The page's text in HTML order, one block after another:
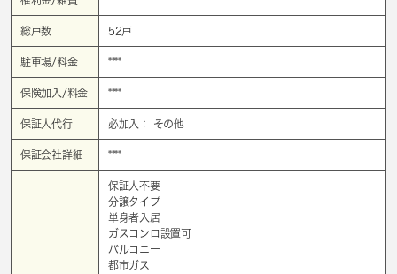
総戸数 52戸
駐車場/料金 ****
保険加入/料金 ****
保証人代行 必加入： その他
保証会社詳細 ****
保証人不要
分譲タイプ
単身者入居
ガスコンロ設置可
バルコニー
都市ガス